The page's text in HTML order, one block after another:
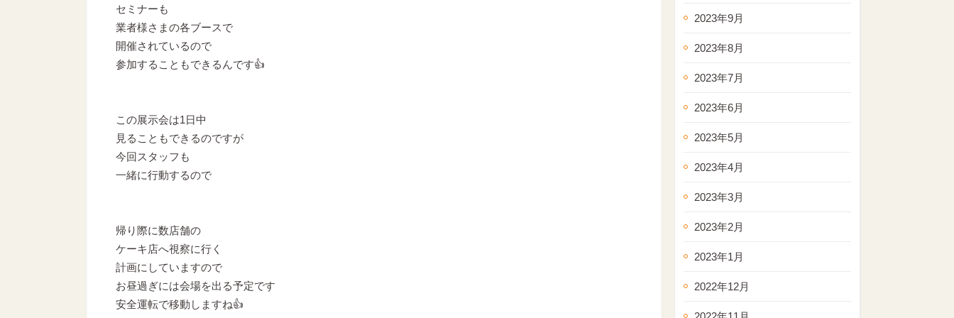
セミナーも
業者様さまの各ブースで
開催されているので
参加することもできるんです👍
この展示会は1日中
見ることもできるのですが
今回スタッフも
一緒に行動するので
帰り際に数店舗の
ケーキ店へ視察に行く
計画にしていますので
お昼過ぎには会場を出る予定です
安全運転で移動しますね👍
2023年9月
2023年8月
2023年7月
2023年6月
2023年5月
2023年4月
2023年3月
2023年2月
2023年1月
2022年12月